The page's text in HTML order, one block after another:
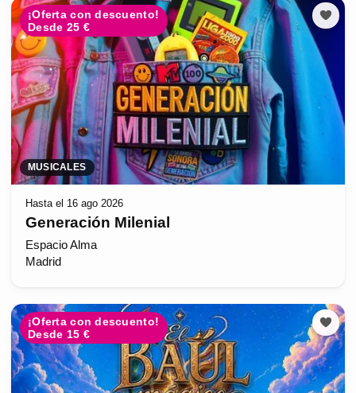
¡Oferta con descuento!
Desde 25 €
MUSICALES
Hasta el 16 ago 2026
Generación Milenial
Espacio Alma
Madrid
¡Oferta con descuento!
Desde 15 €